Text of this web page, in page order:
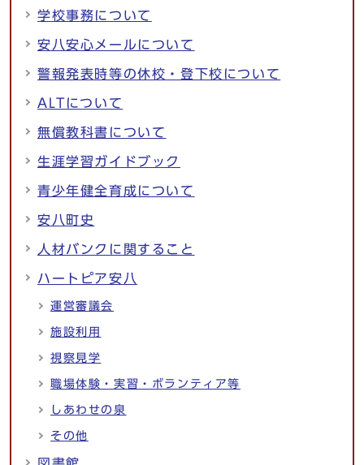
学校事務について
安八安心メールについて
警報発表時等の休校・登下校について
ALTについて
無償教科書について
生涯学習ガイドブック
青少年健全育成について
安八町史
人材バンクに関すること
ハートピア安八
運営審議会
施設利用
視察見学
職場体験・実習・ボランティア等
しあわせの泉
その他